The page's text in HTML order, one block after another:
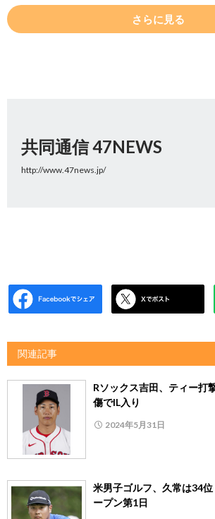
さらに見る
共同通信 47NEWS
http://www.47news.jp/
関連記事
Rソックス吉田、ティー打
傷でIL入り
2024年5月31日
米男子ゴルフ、久常は34位
ープン第1日